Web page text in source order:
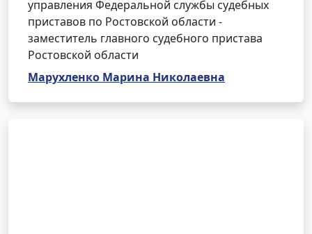
управления Федеральной службы судебных
приставов по Ростовской области -
заместитель главного судебного пристава
Ростовской области
Марухленко Марина Николаевна